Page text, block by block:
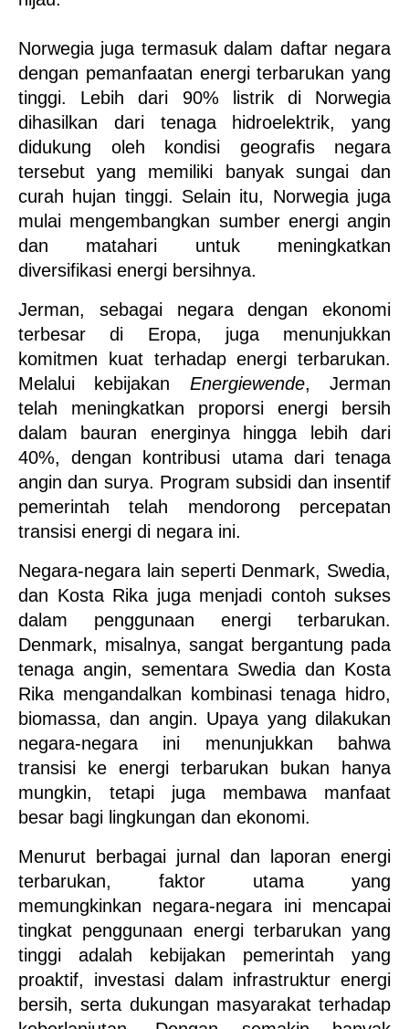
Norwegia juga termasuk dalam daftar negara
dengan pemanfaatan energi terbarukan yang
tinggi. Lebih dari 90% listrik di Norwegia
dihasilkan dari tenaga hidroelektrik, yang
didukung oleh kondisi geografis negara
tersebut yang memiliki banyak sungai dan
curah hujan tinggi. Selain itu, Norwegia juga
mulai mengembangkan sumber energi angin
dan matahari untuk meningkatkan
diversifikasi energi bersihnya.
Jerman, sebagai negara dengan ekonomi
terbesar di Eropa, juga menunjukkan
komitmen kuat terhadap energi terbarukan.
Melalui kebijakan Energiewende, Jerman
telah meningkatkan proporsi energi bersih
dalam bauran energinya hingga lebih dari
40%, dengan kontribusi utama dari tenaga
angin dan surya. Program subsidi dan insentif
pemerintah telah mendorong percepatan
transisi energi di negara ini.
Negara-negara lain seperti Denmark, Swedia,
dan Kosta Rika juga menjadi contoh sukses
dalam penggunaan energi terbarukan.
Denmark, misalnya, sangat bergantung pada
tenaga angin, sementara Swedia dan Kosta
Rika mengandalkan kombinasi tenaga hidro,
biomassa, dan angin. Upaya yang dilakukan
negara-negara ini menunjukkan bahwa
transisi ke energi terbarukan bukan hanya
mungkin, tetapi juga membawa manfaat
besar bagi lingkungan dan ekonomi.
Menurut berbagai jurnal dan laporan energi
terbarukan, faktor utama yang
memungkinkan negara-negara ini mencapai
tingkat penggunaan energi terbarukan yang
tinggi adalah kebijakan pemerintah yang
proaktif, investasi dalam infrastruktur energi
bersih, serta dukungan masyarakat terhadap